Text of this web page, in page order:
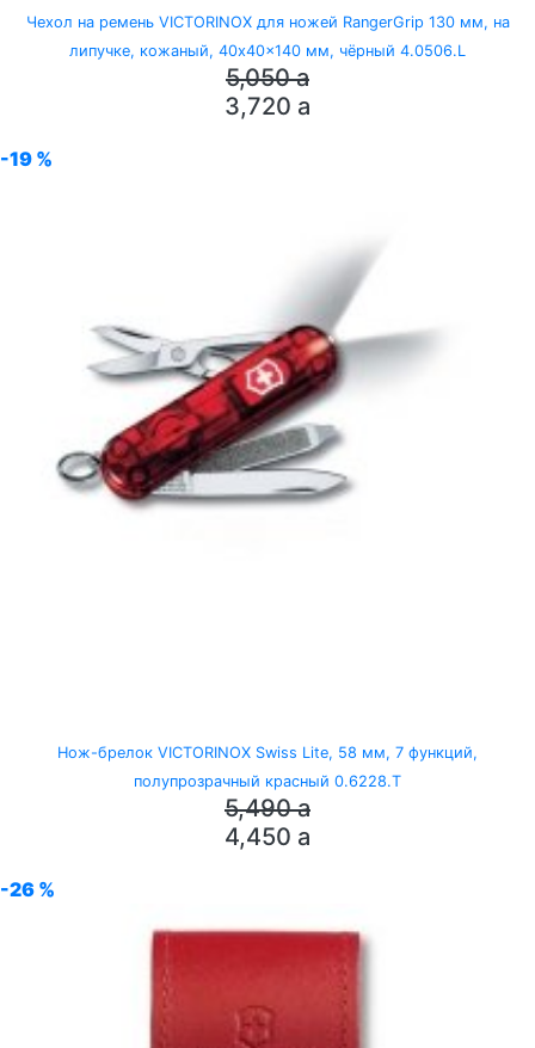
Чехол на ремень VICTORINOX для ножей RangerGrip 130 мм, на
липучке, кожаный, 40x40x140 мм, чёрный 4.0506.L
5,050a
3,720 a
-19 %
Нож-брелок VICTORINOX Swiss Lite, 58 мм, 7 функций,
полупрозрачный красный 0.6228.T
5,490a
4,450 a
-26 %